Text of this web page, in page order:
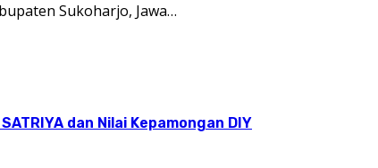
Sukoharjo, Jawa…
dan Nilai Kepamongan DIY